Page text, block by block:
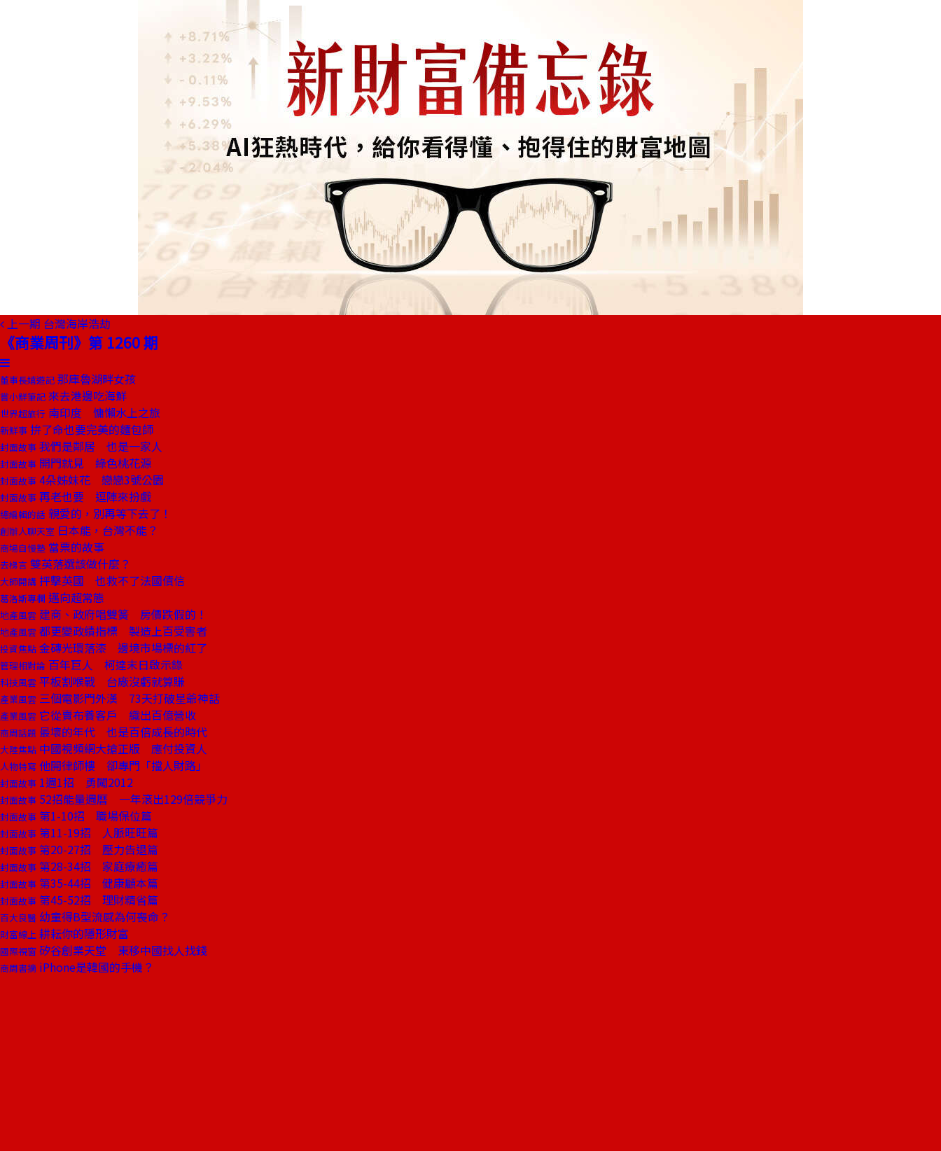
上一期 台灣海岸浩劫
《商業周刊》第 1260 期
董事長嬉遊記 那庫魯湖畔女孩
嘗小鮮筆記 來去港邊吃海鮮
世界超旅行 南印度 慵懶水上之旅
新鮮事 拚了命也要完美的麵包師
封面故事 我們是鄰居 也是一家人
封面故事 開門就見 綠色桃花源
封面故事 4朵姊妹花 戀戀3號公園
封面故事 再老也要 逗陣來扮戲
總編輯的話 親愛的，別再等下去了！
創辦人聊天室 日本能，台灣不能？
商場自慢塾 當票的故事
去梯言 雙英落選該做什麼？
大師開講 抨擊英國 也救不了法國債信
葛洛斯專欄 邁向超常態
地產風雲 建商、政府唱雙簧 房價跌假的！
地產風雲 都更變政績指標 製造上百受害者
投資焦點 金磚光環落漆 邊境市場標的紅了
管理相對論 百年巨人 柯達末日啟示錄
科技風雲 平板割喉戰 台廠沒虧就算賺
產業風雲 三個電影門外漢 73天打破星爺神話
產業風雲 它從賣布養客戶 織出百億營收
商周話題 最壞的年代 也是百倍成長的時代
大陸焦點 中國視頻網大搶正版 應付投資人
人物特寫 他開律師樓 卻專門「擋人財路」
封面故事 1週1招 勇闖2012
封面故事 52招能量週曆 一年滾出129倍競爭力
封面故事 第1-10招 職場保位篇
封面故事 第11-19招 人脈旺旺篇
封面故事 第20-27招 壓力告退篇
封面故事 第28-34招 家庭療癒篇
封面故事 第35-44招 健康顧本篇
封面故事 第45-52招 理財精省篇
百大良醫 幼童得B型流感為何喪命？
財富線上 耕耘你的隱形財富
國際視窗 矽谷創業天堂 東移中國找人找錢
商周書摘 iPhone是韓國的手機？